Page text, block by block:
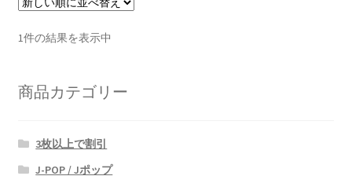
1件の結果を表示中
商品カテゴリー
3枚以上で割引
J-POP / Jポップ